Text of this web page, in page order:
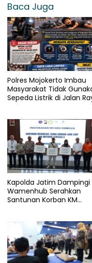
Baca Juga
Polres Mojokerto Imbau
Masyarakat Tidak
Sepeda Listrik di Jalan
Kapolda Jatim Dampingi
Wamenhub Serahkan
Santunan Korban KM